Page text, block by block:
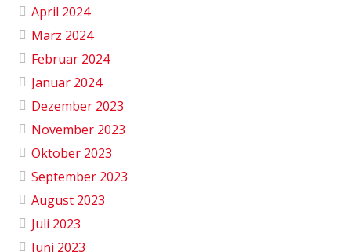
April 2024
März 2024
Februar 2024
Januar 2024
Dezember 2023
November 2023
Oktober 2023
September 2023
August 2023
Juli 2023
Juni 2023